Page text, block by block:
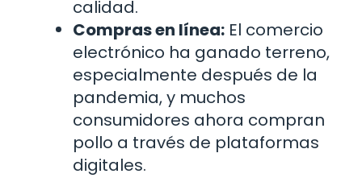
calidad.
Compras en línea: El comercio
electrónico ha ganado terreno,
especialmente después de la
pandemia, y muchos
consumidores ahora compran
pollo a través de plataformas
digitales.